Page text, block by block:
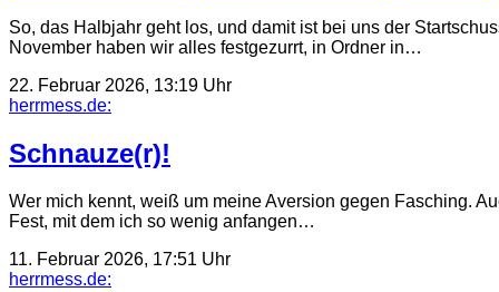
So, das Halbjahr geht los, und damit ist bei uns der
November haben wir alles festgezurrt, in Ordner in…
22. Februar 2026, 13:19 Uhr
herrmess.de:
Schnauze(r)!
Wer mich kennt, weiß um meine Aversion gegen Fasching.
Fest, mit dem ich so wenig anfangen…
11. Februar 2026, 17:51 Uhr
herrmess.de: